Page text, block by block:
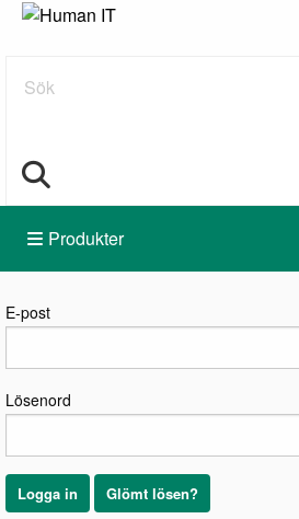
Sök
Produkter
Logga in
E-post
Lösenord
Logga in Glömt lösen?